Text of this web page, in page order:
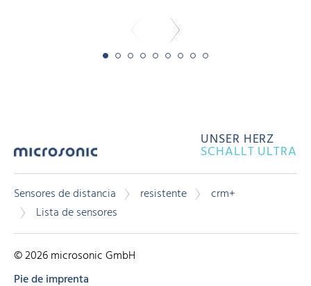
UNSER HERZ
SCHALLT ULTRA
Sensores de distancia resistente
crm+
Lista de sensores
© 2026 microsonic GmbH
Pie de imprenta